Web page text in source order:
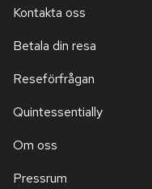
Kontakta oss
Betala din resa
Reseförfrågan
Quintessentially
Om oss
Pressrum